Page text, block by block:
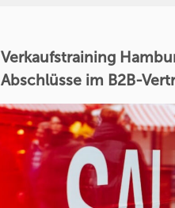
Verkaufstraining
Abschlüsse im B2B-